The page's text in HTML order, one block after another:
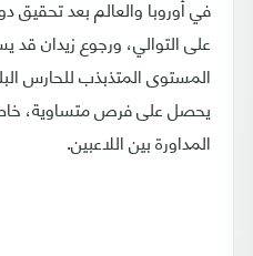
في أوروبا والعالم بعد تحقيق
على التوالي، ورجوع زيدان قد
المستوى المتذبذب للحارس
يحصل على فرص متساوية،
المداورة بين اللاعبين.